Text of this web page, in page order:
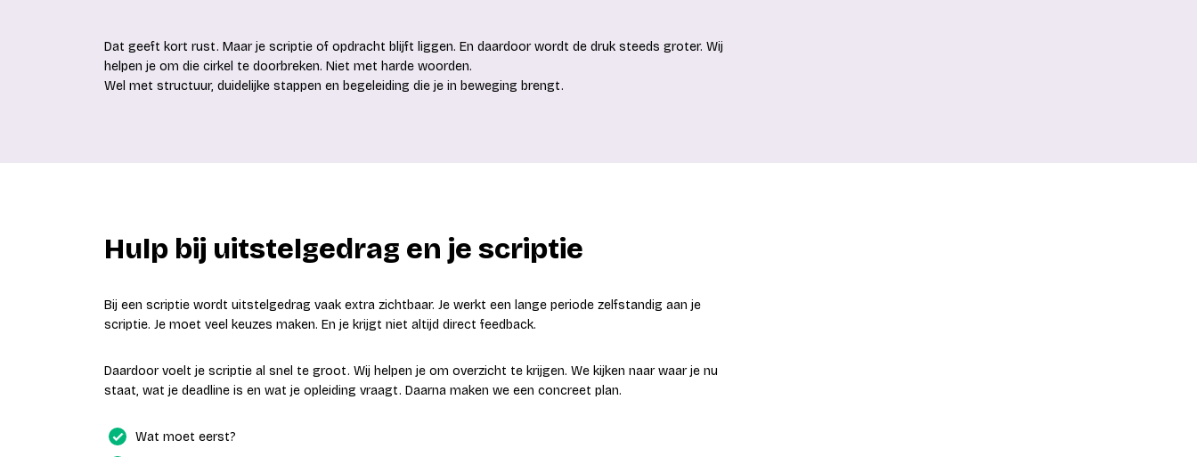
Dat geeft kort rust. Maar je scriptie of opdracht blijft liggen. En daardoor wordt de druk steeds groter. Wij
helpen je om die cirkel te doorbreken. Niet met harde woorden.
Wel met structuur, duidelijke stappen en begeleiding die je in beweging brengt.
Hulp bij uitstelgedrag en je scriptie
Bij een scriptie wordt uitstelgedrag vaak extra zichtbaar. Je werkt een lange periode zelfstandig aan je
scriptie. Je moet veel keuzes maken. En je krijgt niet altijd direct feedback.
Daardoor voelt je scriptie al snel te groot. Wij helpen je om overzicht te krijgen. We kijken naar waar je nu
staat, wat je deadline is en wat je opleiding vraagt. Daarna maken we een concreet plan.
Wat moet eerst?